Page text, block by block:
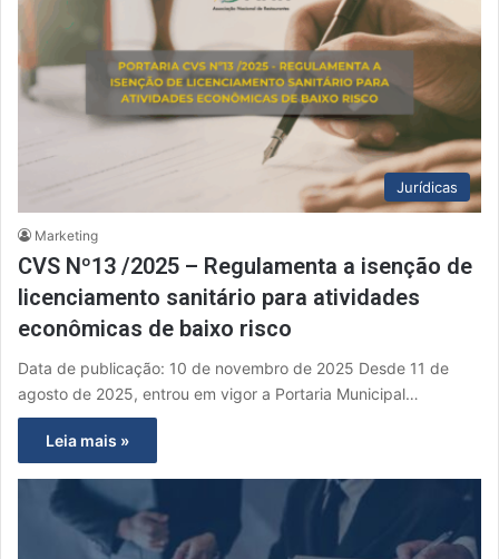
Jurídicas
Marketing
CVS Nº13 /2025 – Regulamenta a isenção de
licenciamento sanitário para atividades
econômicas de baixo risco
Data de publicação: 10 de novembro de 2025 Desde 11 de
agosto de 2025, entrou em vigor a Portaria Municipal…
Leia mais »